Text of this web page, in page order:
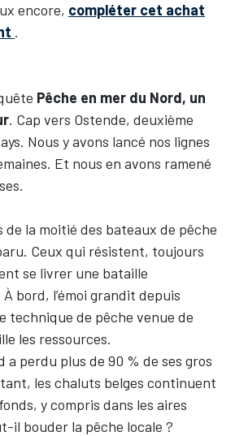
encore, compléter cet achat
.
Pêche en mer du Nord, un
. Cap vers Ostende, deuxième
Nous y avons lancé nos lignes
Et nous en avons ramené
de la moitié des bateaux de pêche
Ceux qui résistent, toujours
se livrer une bataille
bord, l’émoi grandit depuis
technique de pêche venue de
les ressources.
a perdu plus de 90 % de ses gros
les chaluts belges continuent
y compris dans les aires
il bouder la pêche locale ?